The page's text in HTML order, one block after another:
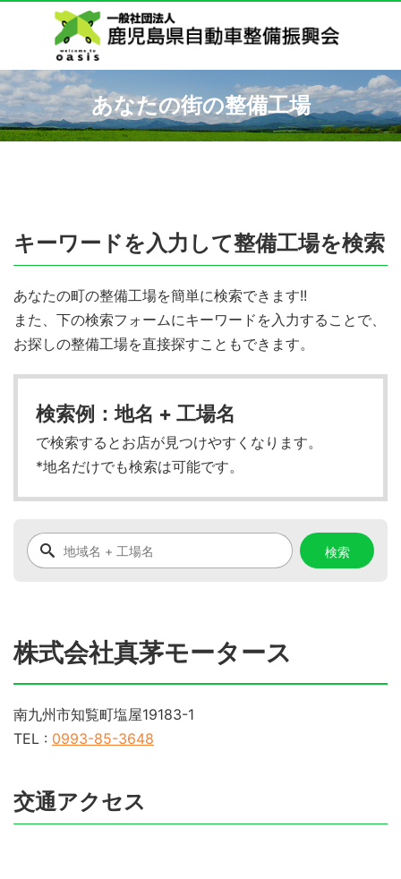
あなたの街の整備工場
キーワードを入力して整備工場を検索
あなたの町の整備工場を簡単に検索できます!!
また、下の検索フォームにキーワードを入力することで、
お探しの整備工場を直接探すこともできます。
検索例：地名 + 工場名
で検索するとお店が見つけやすくなります。
*地名だけでも検索は可能です。
株式会社真茅モータース
南九州市知覧町塩屋19183-1
TEL : 0993-85-3648
交通アクセス